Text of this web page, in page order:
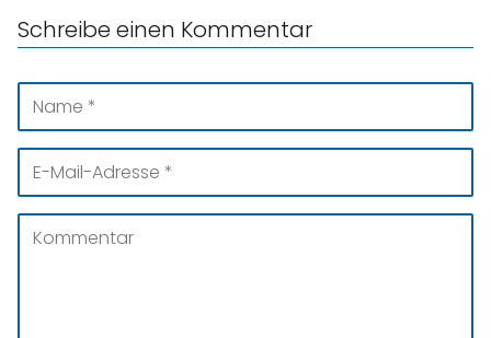
Schreibe einen Kommentar